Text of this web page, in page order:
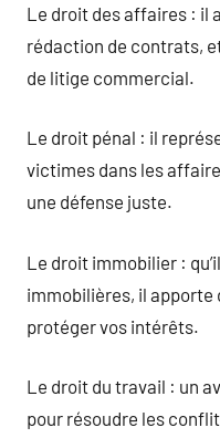
Le droit des affaires : il
rédaction de contrats,
de litige commercial.
Le droit pénal : il
victimes dans les
une défense juste.
Le droit immobilier :
immobilières, il apporte
protéger vos intérêts.
Le droit du travail : un
pour résoudre les